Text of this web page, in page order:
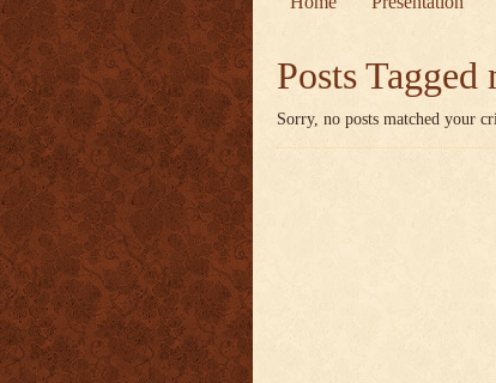
Posts Tagged
Sorry, no posts matched your